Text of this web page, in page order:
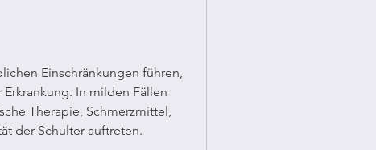
Einschränkungen führen,
In milden Fällen
Therapie, Schmerzmittel,
der Schulter auftreten.